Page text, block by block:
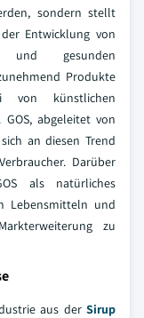
sondern stellt
Entwicklung von
und gesunden
Produkte
von künstlichen
abgeleitet von
an diesen Trend
Darüber
als natürliches
Lebensmitteln und
zu
aus der Sirup